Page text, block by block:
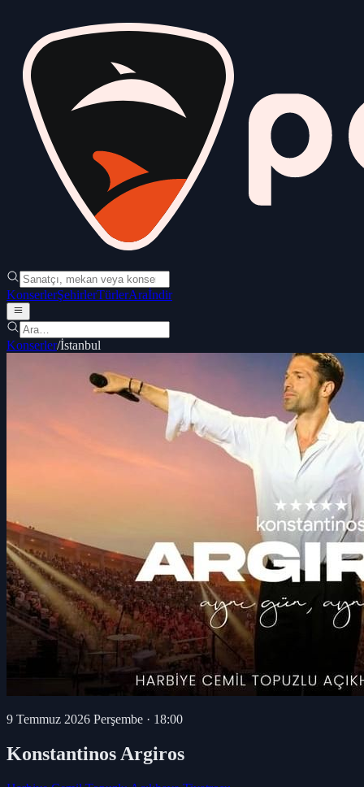
KonserlerŞehirlerTürlerAraİndir
Konserler/İstanbul
9 Temmuz 2026 Perşembe · 18:00
Konstantinos Argiros